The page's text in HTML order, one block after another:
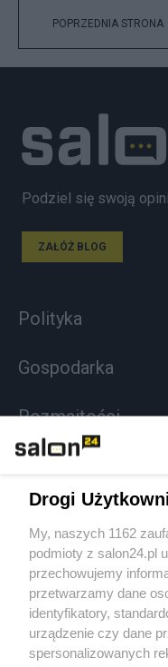
POPRZEDNIA STRONA
Podziel się swoją
ZAŁÓŻ BLOG
Polityka
Gospodarka
Rozmaitości
Sport
Społeczeństwo
Kultura
Drogi
My, naszych 1162
podmioty z salon24.pl
przechowujemy
przetwarzamy dane
identyfikatory,
urządzenie czy dane
spersonalizowanych